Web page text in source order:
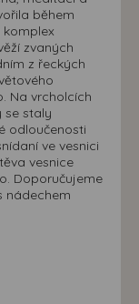
během
komplex
zvaných
z řeckých
Na vrcholcích
se staly
odloučenosti
ve vesnici
vesnice
Doporučujeme
nádechem